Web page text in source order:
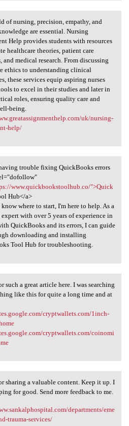
of nursing,
of nursing, precision, empathy, and
are essential. Nursing
Help provides students with resources
healthcare theories, patient care
and medical research. From discussing
ethics to understanding clinical
these services equip aspiring nurses
to excel in their studies and later in
roles, ensuring quality care and
being.
uk/nursing-
help/
trouble
trouble fixing QuickBooks errors
www.quickbookstoolhub.co/">Quick
Hub</a>
where to start, I'm here to help. As a
with over 5 years of experience in
QuickBooks and its errors, I can guide
downloading and installing
Tool Hub for troubleshooting.
such a great
such a great article here. I was searching
like this for quite a long time and at
cryptwallets.com/1inch-
cryptwallets.com/coinomi
sharing a valuable
sharing a valuable content. Keep it up. I
for good. Send more feedback to me.
departments/eme
trauma-services/